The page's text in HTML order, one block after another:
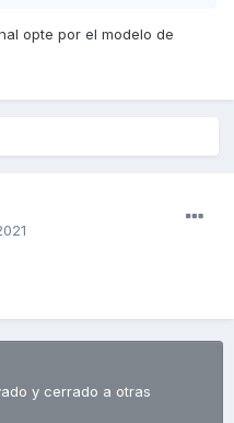
opte por el modelo de
y cerrado a otras